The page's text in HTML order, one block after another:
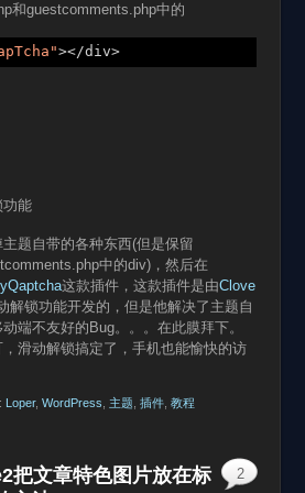
和guestcomments.php中的
></div>
能
题自带的各种东西(但是保留
中的div)，然后在
这款插件，这款插件是由Clove
解锁功能开发的，但是他解决了主题自
端不友好的Bug。。。在此膜拜下。
滑动解锁搞定了，手机也能愉快的访
Loper, WordPress 主题 插件, 教程
把文章特色图片放在标
2